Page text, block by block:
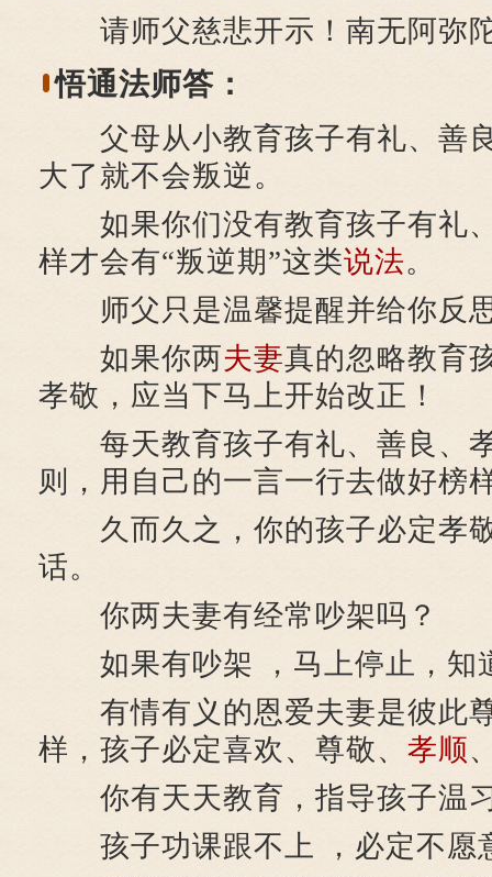
请师父慈悲开示！南无阿弥
悟通法师答：
父母从小教育孩子有礼、善
大了就不会叛逆。
如果你们没有教育孩子有礼
样才会有“叛逆期”这类说法。
师父只是温馨提醒并给你反
如果你两夫妻真的忽略教育
孝敬，应当下马上开始改正！
每天教育孩子有礼、善良、
则，用自己的一言一行去做好榜
久而久之，你的孩子必定孝
话。
你两夫妻有经常吵架吗？
如果有吵架 ，马上停止，知
有情有义的恩爱夫妻是彼此
样，孩子必定喜欢、尊敬、 孝顺
你有天天教育，指导孩子温
孩子功课跟不上 ，必定不愿